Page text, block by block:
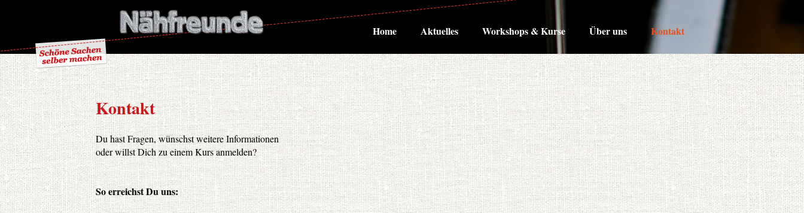
Kontakt
Über uns
Workshops & Kurse
Aktuelles
Home
Kontakt
Du hast Fragen, wünschst weitere Informationen
oder willst Dich zu einem Kurs anmelden?
So erreichst Du uns: